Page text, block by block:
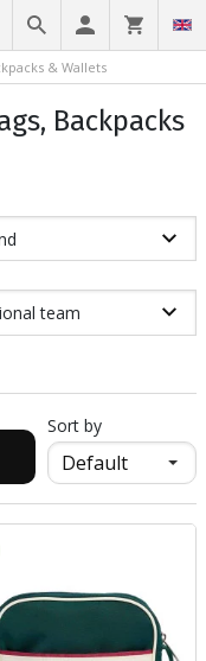
& Wallets
Backpacks
team
Sort by